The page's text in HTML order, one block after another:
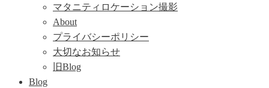
マタニティロケーション撮影
About
プライバシーポリシー
大切なお知らせ
旧Blog
Blog